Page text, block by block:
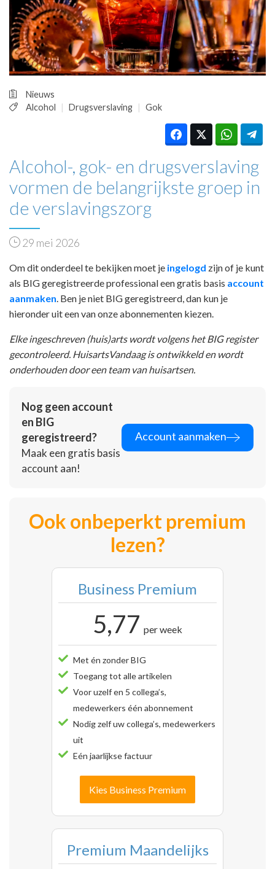
PRAKTIJKZAKEN
TARIEVEN
VPHUISARTSEN
MEDISCHE VAKHANDEL
REGISTRATIE
Nieuws
Alcohol
Drugsverslaving Gok
Alcohol-, gok- en drugsverslaving
vormen de belangrijkste groep in
de verslavingszorg
29 mei 2026
Om dit onderdeel te bekijken moet je ingelogd zijn of je kunt
als BIG geregistreerde professional een gratis basis account
aanmaken . Ben je niet BIG geregistreerd, dan kun je
hieronder uit een van onze abonnementen kiezen.
Elke ingeschreven (huis)arts wordt volgens het BIG register
gecontroleerd. HuisartsVandaag is ontwikkeld en wordt
onderhouden door een team van huisartsen.
Nog geen account
en BIG
geregistreerd?
Maak een gratis basis
account aan!
Account aanmaken
Ook onbeperkt premium
lezen?
Business Premium
5,77 per week
Met én zonder BIG
Toegang tot alle artikelen
Voor uzelf en 5 collega’s,
medewerkers één abonnement
Nodig zelf uw collega’s, medewerkers
uit
Eén jaarlijkse factuur
Kies Business Premium
Premium Maandelijks